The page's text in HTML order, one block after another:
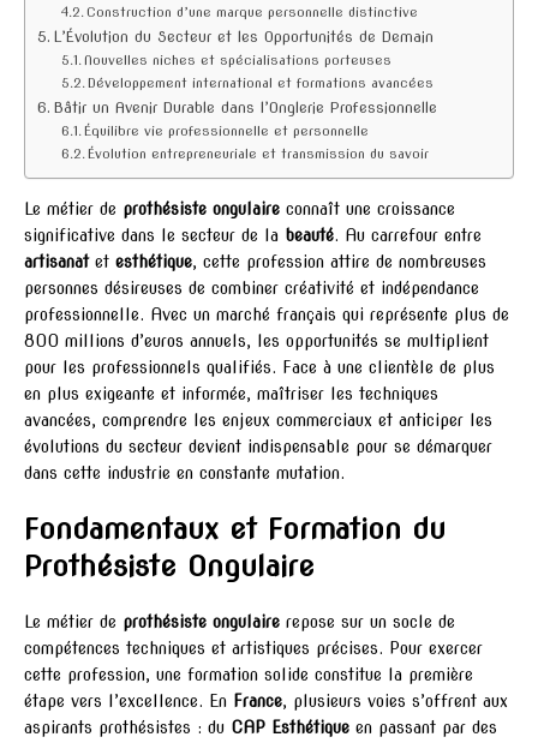
Construction d’une marque personnelle distinctive
L’Évolution du Secteur et les Opportunités de Demain
Nouvelles niches et spécialisations porteuses
Développement international et formations avancées
Bâtir un Avenir Durable dans l’Onglerie Professionnelle
Équilibre vie professionnelle et personnelle
Évolution entrepreneuriale et transmission du savoir
Le métier de prothésiste ongulaire connaît une croissance
significative dans le secteur de la beauté. Au carrefour entre
artisanatet esthétique, cette profession attire de nombreuses
personnes désireuses de combiner créativité et indépendance
professionnelle. Avec un marché français qui représente plus de
800 millions d’euros annuels, les opportunités se multiplient
pour les professionnels qualifiés. Face à une clientèle de plus
en plus exigeante et informée, maîtriser les techniques
avancées, comprendre les enjeux commerciaux et anticiper les
évolutions du secteur devient indispensable pour se démarquer
dans cette industrie en constante mutation.
Fondamentaux et Formation du
Prothésiste Ongulaire
Le métier de prothésiste ongulaire repose sur un socle de
compétences techniques et artistiques précises. Pour exercer
cette profession, une formation solide constitue la première
étape vers l’excellence. En France, plusieurs voies s’offrent aux
aspirants prothésistes : du CAP Esthétique en passant par des